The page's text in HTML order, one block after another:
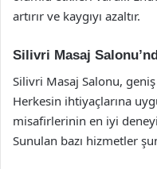
artırır ve kaygıyı azaltır.
Silivri Masaj
Silivri Masaj Salonu,
Herkesin ihtiyaçlarına
misafirlerinin en iyi
Sunulan bazı hizmetler